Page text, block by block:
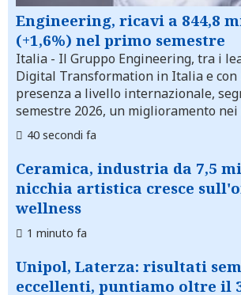
Engineering, ricavi a 844,8
(+1,6%) nel primo semestre
Italia - Il Gruppo Engineering, tra i
Digital Transformation in Italia e con
presenza a livello internazionale,
semestre 2026, un miglioramento nei
40 secondi fa
Ceramica, industria da 7,5
nicchia artistica cresce
wellness
1 minuto fa
Unipol, Laterza: risultati
eccellenti, puntiamo oltre il